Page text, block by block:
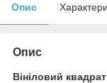
Опис
Опис
Вініловий